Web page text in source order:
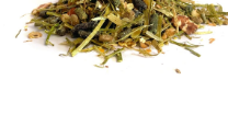
exigences